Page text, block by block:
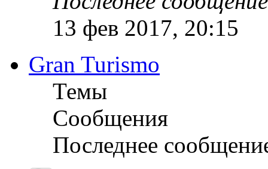
13 фев 2017, 20:15
Gran Turismo
Темы
Сообщения
Последнее